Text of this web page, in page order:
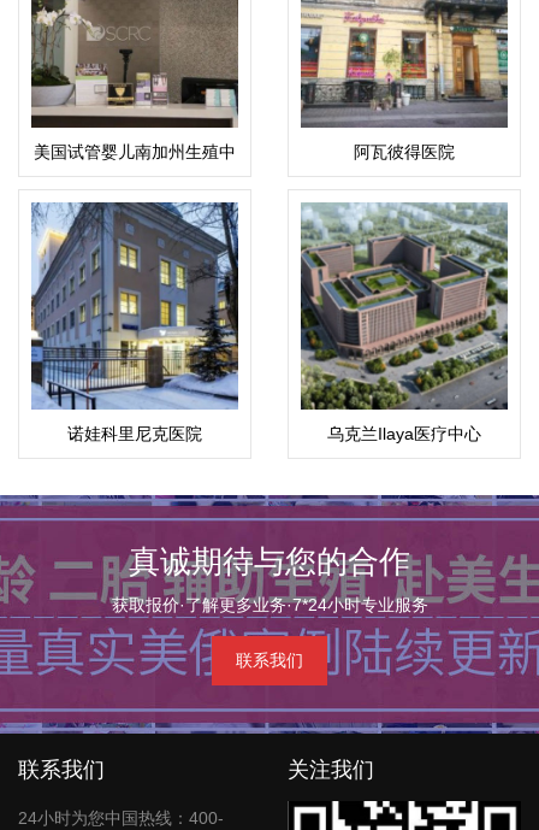
美国试管婴儿南加州生殖中
心（SCRC）
阿瓦彼得医院
诺娃科里尼克医院 乌克兰Ilaya医疗中心
真诚期待与您的合作
获取报价·了解更多业务·7*24小时专业服务
联系我们
联系我们
24小时为您中国热线：400-
关注我们